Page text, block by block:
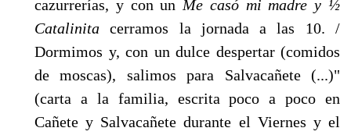
cazurrerías, y con un Me casó mi madre y ½
Catalinitacerramos la jornada a las 10. /
Dormimos y, con un dulce despertar (comidos
de moscas), salimos para Salvacañete (...)"
(carta a la familia, escrita poco a poco en
Cañete y Salvacañete durante el Viernes y el